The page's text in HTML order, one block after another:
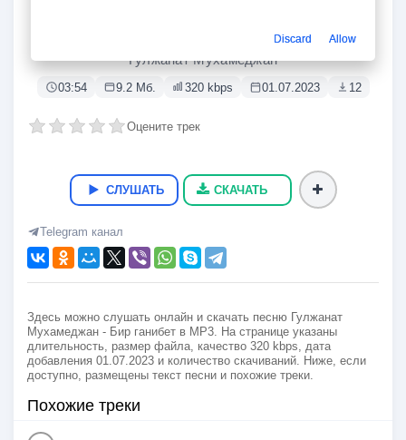
Гулжанат Мухамеджан
03:54 9.2 Мб. 320 kbps 01.07.2023 12
Оцените трек
СЛУШАТЬ СКАЧАТЬ
Telegram канал
Здесь можно слушать онлайн и скачать песню Гулжанат
Мухамеджан - Бир ганибет в MP3. На странице указаны
длительность, размер файла, качество 320 kbps, дата
добавления 01.07.2023 и количество скачиваний. Ниже, если
доступно, размещены текст песни и похожие треки.
Похожие треки
Discard Allow